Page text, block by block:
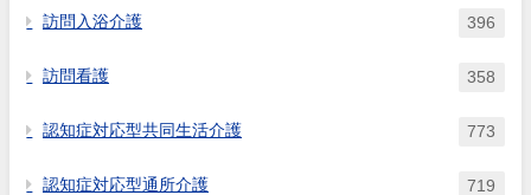
訪問入浴介護 396
訪問看護 358
認知症対応型共同生活介護 773
認知症対応型通所介護 719